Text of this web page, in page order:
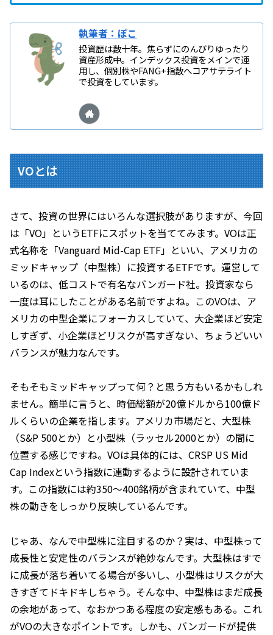
執筆者：ぽこ
投資歴は数十年。焦らずにのんびりゆったり
資産形成中。インデックス投資をメインで運
用し、個別株やFANG+指数へコアサテライト
で投資をしています。
VOとは
さて、投資の世界にはいろんな選択肢がありますが、今回
は「VO」というETFにスポットを当ててみます。VOは正
式名称を「Vanguard Mid-Cap ETF」といい、アメリカの
ミッドキャップ（中型株）に投資するETFです。運営して
いるのは、低コストで有名なバンガード社。投資家なら
一度は耳にしたことがある名前ですよね。このVOは、ア
メリカの中型企業にフォーカスしていて、大企業ほど安定
しすぎず、小企業ほどリスクが高すぎない、ちょうどいい
バランスが魅力なんです。
そもそもミッドキャップって何？と思う方もいるかもしれ
ません。簡単に言うと、時価総額が20億ドルから100億ド
ルくらいの企業を指します。アメリカ市場だと、大型株
（S&P 500とか）と小型株（ラッセル2000とか）の間に
位置する感じですね。VOは具体的には、CRSP US Mid
Cap Indexという指数に連動するように設計されていま
す。この指数には約350～400銘柄が含まれていて、中型
株の動きをしっかり反映しているんです。
じゃあ、なんで中型株に注目するのか？実は、中型株って
成長性と安定性のバランスが絶妙なんです。大型株はすで
に成長が落ち着いてる場合が多いし、小型株はリスクが大
きすぎてドキドキしちゃう。そんな中、中型株はまだ成長
の余地があって、なおかつある程度の安定感もある。これ
がVOの大きなポイントです。しかも、バンガードが提供